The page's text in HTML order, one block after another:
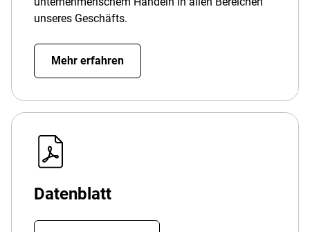
unseres Geschäfts.
Mehr erfahren
Datenblatt